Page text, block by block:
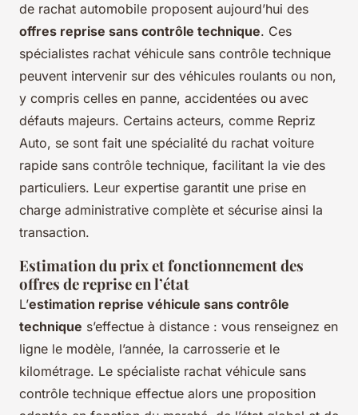
de rachat automobile proposent aujourd’hui des
offres reprise sans contrôle technique. Ces
spécialistes rachat véhicule sans contrôle technique
peuvent intervenir sur des véhicules roulants ou non,
y compris celles en panne, accidentées ou avec
défauts majeurs. Certains acteurs, comme Repriz
Auto, se sont fait une spécialité du rachat voiture
rapide sans contrôle technique, facilitant la vie des
particuliers. Leur expertise garantit une prise en
charge administrative complète et sécurise ainsi la
transaction.
Estimation du prix et fonctionnement des
offres de reprise en l’état
L’estimation reprise véhicule sans contrôle
technique s’effectue à distance : vous renseignez en
ligne le modèle, l’année, la carrosserie et le
kilométrage. Le spécialiste rachat véhicule sans
contrôle technique effectue alors une proposition